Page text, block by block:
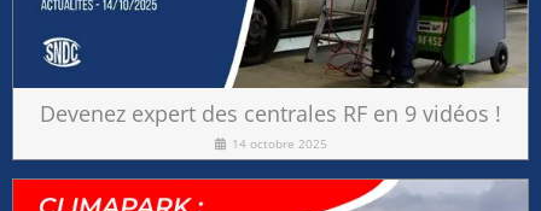
Devenez expert des centrales RF en 9 vidéos !
14 octobre 2025